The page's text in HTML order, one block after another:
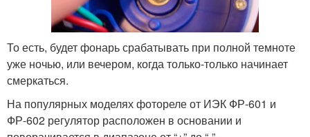
То есть, будет фонарь срабатывать при полной темноте
уже ночью, или вечером, когда только-только начинает
смеркаться.
На популярных моделях фотореле от ИЭК ФР-601 и
ФР-602 регулятор расположен в основании и